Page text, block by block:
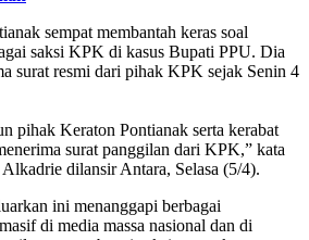
sempat membantah keras soal
saksi KPK di kasus Bupati PPU. Dia
surat resmi dari pihak KPK sejak Senin 4
pihak Keraton Pontianak serta kerabat
surat panggilan dari KPK,” kata
dilansir Antara, Selasa (5/4).
ini menanggapi berbagai
di media massa nasional dan di